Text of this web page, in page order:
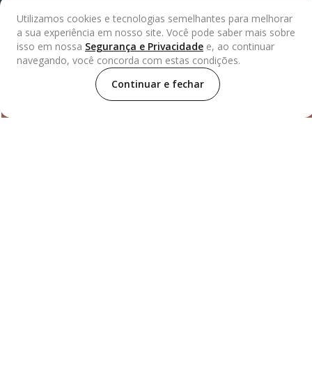
Utilizamos cookies e tecnologias semelhantes para melhorar
a sua experiência em nosso site. Você pode saber mais sobre
isso em nossa Segurança e Privacidade e, ao continuar
navegando, você concorda com estas condições.
Continuar e fechar
CONTEÚDO
SERVIÇOS
REDES SOCIAIS